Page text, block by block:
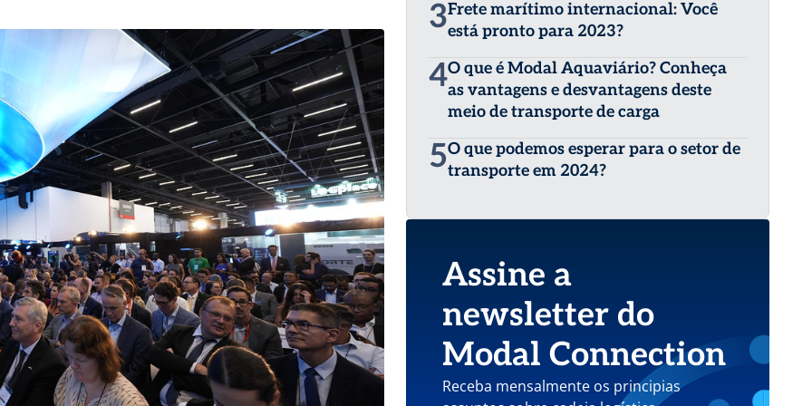
3Frete marítimo internacional: Você
está pronto para 2023?
4O que é Modal Aquaviário? Conheça
as vantagens e desvantagens deste
meio de transporte de carga
5O que podemos esperar para o setor de
transporte em 2024?
Assine a
newsletter do
Modal Connection
Receba mensalmente os principias